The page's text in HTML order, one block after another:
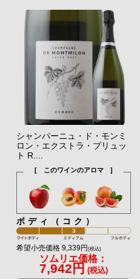
シャンパーニュ・ド・モンミ
ロン・エクストラ・ブリュッ
ト R....
[ このワインのアロマ ]
ボディ（コク）
希望小売価格 9,339円 (税込)
ソムリエ価格：
7,942円 (税込)